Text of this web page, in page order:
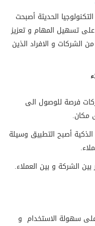
الحديثة أصبحت
تسهيل المهام و تعزيز
الشركات و الافراد الذين
فرصة للوصول الى
مكان.
أصبح التطبيق وسيلة
بين الشركة و بين العملاء.
سهولة الاستخدام و